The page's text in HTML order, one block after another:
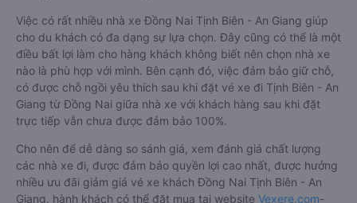
Việc có rất nhiều nhà xe Đồng Nai Tịnh Biên - An Giang giúp
cho du khách có đa dạng sự lựa chọn. Đây cũng có thể là một
điều bất lợi làm cho hàng khách không biết nên chọn nhà xe
nào là phù hợp với mình. Bên cạnh đó, việc đảm bảo giữ chỗ,
có được chỗ ngồi yêu thích sau khi đặt vé xe đi Tịnh Biên - An
Giang từ Đồng Nai giữa nhà xe với khách hàng sau khi đặt
trực tiếp vẫn chưa được đảm bảo 100%.
Cho nên để dễ dàng so sánh giá, xem đánh giá chất lượng
các nhà xe đi, được đảm bảo quyền lợi cao nhất, được hưởng
nhiều ưu đãi giảm giá vé xe khách Đồng Nai Tịnh Biên - An
Giang, hành khách có thể đặt mua tại website Vexere.com-